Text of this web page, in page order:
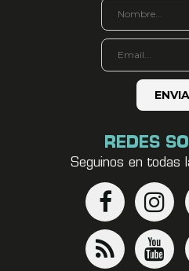
REDES
Seguinos en todas